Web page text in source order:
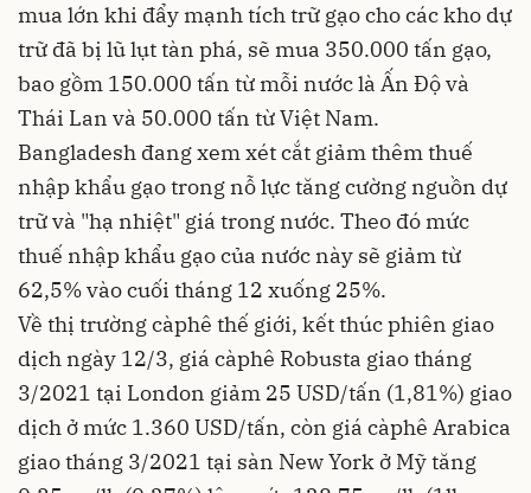
mua lớn khi đẩy mạnh tích trữ gạo cho các kho dự
trữ đã bị lũ lụt tàn phá, sẽ mua 350.000 tấn gạo,
bao gồm 150.000 tấn từ mỗi nước là Ấn Độ và
Thái Lan và 50.000 tấn từ Việt Nam.
Bangladesh đang xem xét cắt giảm thêm thuế
nhập khẩu gạo trong nỗ lực tăng cường nguồn dự
trữ và "hạ nhiệt" giá trong nước. Theo đó mức
thuế nhập khẩu gạo của nước này sẽ giảm từ
62,5% vào cuối tháng 12 xuống 25%.
Về thị trường càphê thế giới, kết thúc phiên giao
dịch ngày 12/3, giá càphê Robusta giao tháng
3/2021 tại London giảm 25 USD/tấn (1,81%) giao
dịch ở mức 1.360 USD/tấn, còn giá càphê Arabica
giao tháng 3/2021 tại sàn New York ở Mỹ tăng